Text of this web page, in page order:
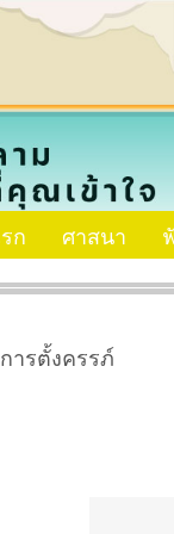
ก ศาสนา
ารตั้งครรภ์